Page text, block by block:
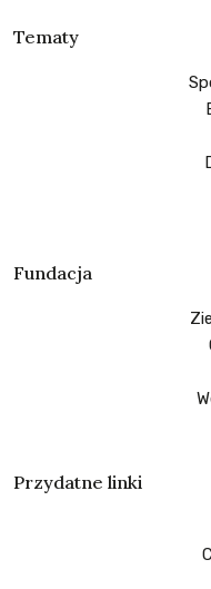
Tematy
Fundacja
Przydatne linki